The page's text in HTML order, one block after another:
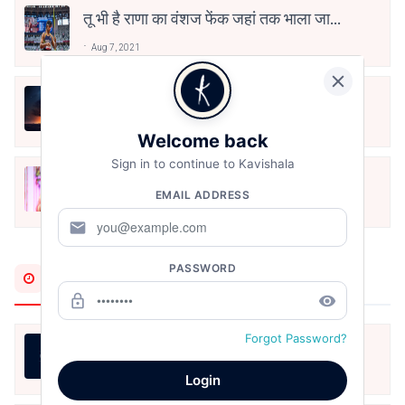
तू भी है राणा का वंशज फेंक जहां तक भाला जाए:
Aug 7, 2021
हिज्र पे ये रात भी
अनामिका अम्बर जैन
Dec 24, 2021
Most Recent
हौसला, ख्वाबों के जरिये आयेगा।
Welcome back
Sign in to continue to Kavishala
EMAIL ADDRESS
mail
PASSWORD
lock_outline remove_red_eye
Forgot Password?
Login